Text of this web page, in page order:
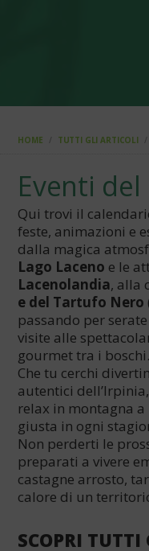
HOME TUTTI GLI ARTICOLI
Eventi
Qui trovi il
feste, animazioni e
dalla magica
Lago Laceno e le
Lacenolandia, alla
e del Tartufo Nero
passando per
visite alle
gourmet tra i boschi.
Che tu cerchi
autentici
relax in montagna a
giusta in ogni
Non perderti le
preparati a vivere
castagne arrosto,
calore di un
SCOPRI